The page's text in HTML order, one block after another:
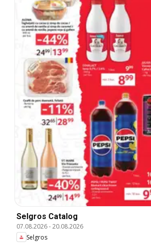
Selgros Catalog
07.08.2026-20.08.2026
Selgros